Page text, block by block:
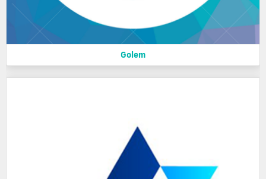
Golem